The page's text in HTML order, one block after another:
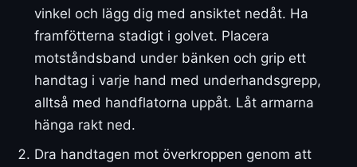
vinkel och lägg dig med ansiktet nedåt. Ha
framfötterna stadigt i golvet. Placera
motståndsband under bänken och grip ett
handtag i varje hand med underhandsgrepp,
alltså med handflatorna uppåt. Låt armarna
hänga rakt ned.
Dra handtagen mot överkroppen genom att